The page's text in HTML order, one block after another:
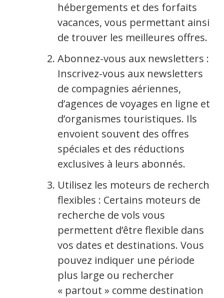
hébergements et des forfaits
vacances, vous permettant ainsi
de trouver les meilleures offres.
Abonnez-vous aux newsletters :
Inscrivez-vous aux newsletters
de compagnies aériennes,
d’agences de voyages en ligne et
d’organismes touristiques. Ils
envoient souvent des offres
spéciales et des réductions
exclusives à leurs abonnés.
Utilisez les moteurs de recherche
flexibles : Certains moteurs de
recherche de vols vous
permettent d’être flexible dans
vos dates et destinations. Vous
pouvez indiquer une période
plus large ou rechercher
« partout » comme destination